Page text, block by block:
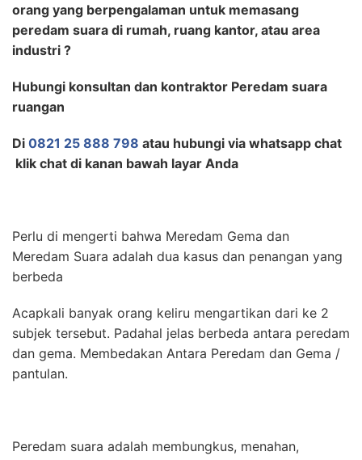
orang yang berpengalaman untuk memasang
peredam suara di rumah, ruang kantor, atau area
industri ?
Hubungi konsultan dan kontraktor Peredam suara
ruangan
Di 0821 25 888 798 atau hubungi via whatsapp chat
klik chat di kanan bawah layar Anda
Perlu di mengerti bahwa Meredam Gema dan
Meredam Suara adalah dua kasus dan penangan yang
berbeda
Acapkali banyak orang keliru mengartikan dari ke 2
subjek tersebut. Padahal jelas berbeda antara peredam
dan gema. Membedakan Antara Peredam dan Gema /
pantulan.
Peredam suara adalah membungkus, menahan,